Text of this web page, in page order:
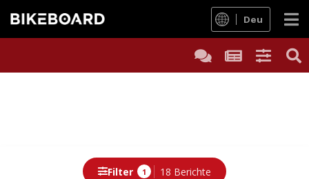
Deu
Filter 1 18 Berichte